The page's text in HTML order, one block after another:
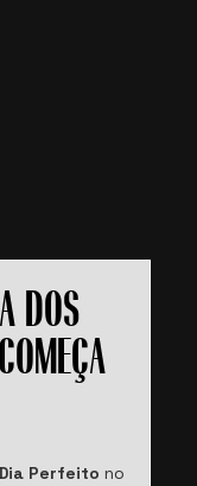
DOS
Perfeito no